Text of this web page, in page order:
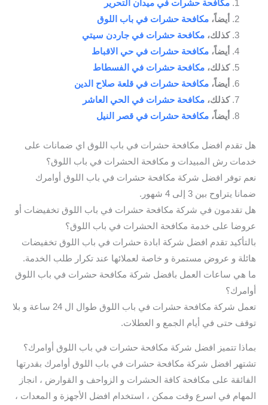
مكافحة حشرات في ميدان التحرير
أيضاً، مكافحة حشرات في باب اللوق
كذلك، مكافحة حشرات في جاردن سيتي
أيضاً، مكافحة حشرات في حي الاقباط
كذلك، مكافحة حشرات في الفسطاط
أيضاً، مكافحة حشرات في قلعة صلاح الدين
كذلك، مكافحة حشرات في الحي العاشر
أيضاً، مكافحة حشرات في قصر النيل
هل تقدم افضل مكافحة حشرات في باب اللوق اي ضمانات على
خدمات رش المبيدات و مكافحة الحشرات في باب اللوق؟
نعم توفر افضل شركة مكافحة حشرات في باب اللوق أوامرك
ضمانا يتراوح بين 3 إلى 4 شهور.
هل تقدمون في شركة مكافحة حشرات في باب اللوق تخفيضات أو
عروضا على خدمة مكافحة الحشرات في باب اللوق؟
بالتأكيد تقدم افضل شركة ابادة حشرات في باب اللوق تخفيضات
هائلة و عروض مستمرة و خاصة لعملائها عند تكرار طلب الخدمة.
ما هي ساعات العمل بافضل شركة مكافحة حشرات في باب اللوق
أوامرك؟
تعمل شركة مكافحة حشرات في باب اللوق طوال ال 24 ساعة و بلا
توقف حتى في أيام الجمع و العطلات.
بماذا تتميز افضل شركة مكافحة حشرات في باب اللوق أوامرك؟
تشتهر افضل شركة مكافحة حشرات في باب اللوق أوامرك بقدرتها
الفائقة على مكافحة كافة الحشرات و الزواحف و القوارض ، انجاز
المهام في اسرع وقت ممكن ، استخدام افضل الأجهزة و المعدات ،